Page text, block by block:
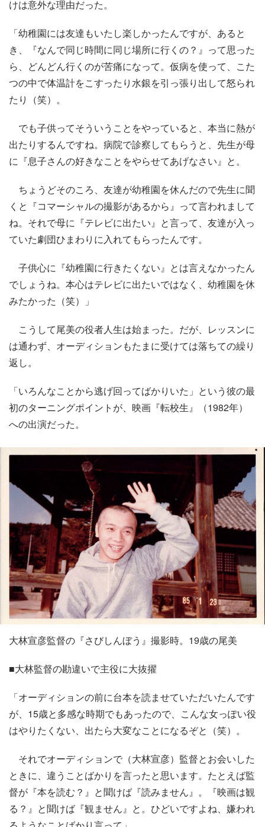
けは意外な理由だった。
「幼稚園には友達もいたし楽しかったんですが、あると
き、『なんで同じ時間に同じ場所に行くの？』って思った
ら、どんどん行くのが苦痛になって。仮病を使って、こた
つの中で体温計をこすったり水銀を引っ張り出して怒られ
たり（笑）。
でも子供ってそういうことをやっていると、本当に熱が
出たりするんですね。病院で診察してもらうと、先生が母
に『息子さんの好きなことをやらせてあげなさい』と。
ちょうどそのころ、友達が幼稚園を休んだので先生に聞
くと『コマーシャルの撮影があるから』って言われまして
ね。それで母に『テレビに出たい』と言って、友達が入っ
ていた劇団ひまわりに入れてもらったんです。
子供心に『幼稚園に行きたくない』とは言えなかったん
でしょうね。本心はテレビに出たいではなく、幼稚園を休
みたかった（笑）」
こうして尾美の役者人生は始まった。だが、レッスンに
は通わず、オーディションもたまに受けては落ちての繰り
返し。
「いろんなことから逃げ回ってばかりいた」という彼の最
初のターニングポイントが、映画『転校生』（1982年）
への出演だった。
大林宣彦監督の『さびしんぼう』撮影時。19歳の尾美
■大林監督の勘違いで主役に大抜擢
「オーディションの前に台本を読ませていただいたんです
が、15歳と多感な時期でもあったので、こんな女っぽい役
はやりたくない、出たら大変なことになるぞと（笑）。
それでオーディションで（大林宣彦）監督とお会いした
ときに、違うことばかりを言ったと思います。たとえば監
督が『本を読む？』と聞けば『読みません』。『映画は観
る？』と聞けば『観ません』と。ひどいですよね、嫌われ